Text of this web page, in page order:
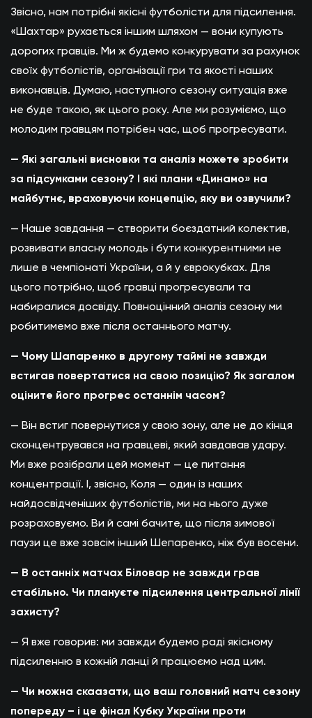
Звісно, нам потрібні якісні футболісти для підсилення.
«Шахтар» рухається іншим шляхом — вони купують
дорогих гравців. Ми ж будемо конкурувати за рахунок
своїх футболістів, організації гри та якості наших
виконавців. Думаю, наступного сезону ситуація вже
не буде такою, як цього року. Але ми розуміємо, що
молодим гравцям потрібен час, щоб прогресувати.
— Які загальні висновки та аналіз можете зробити
за підсумками сезону? І які плани «Динамо» на
майбутнє, враховуючи концепцію, яку ви озвучили?
— Наше завдання — створити боєздатний колектив,
розвивати власну молодь і бути конкурентними не
лише в чемпіонаті України, а й у єврокубках. Для
цього потрібно, щоб гравці прогресували та
набиралися досвіду. Повноцінний аналіз сезону ми
робитимемо вже після останнього матчу.
— Чому Шапаренко в другому таймі не завжди
встигав повертатися на свою позицію? Як загалом
оціните його прогрес останнім часом?
— Він встиг повернутися у свою зону, але не до кінця
сконцентрувався на гравцеві, який завдавав удару.
Ми вже розібрали цей момент — це питання
концентрації. І, звісно, Коля — один із наших
найдосвідченіших футболістів, ми на нього дуже
розраховуємо. Ви й самі бачите, що після зимової
паузи це вже зовсім інший Шепаренко, ніж був восени.
— В останніх матчах Біловар не завжди грав
стабільно. Чи плануєте підсилення центральної лінії
захисту?
— Я вже говорив: ми завжди будемо раді якісному
підсиленню в кожній ланці й працюємо над цим.
— Чи можна скаазати, що ваш головний матч сезону
попереду – і це фінал Кубку України проти